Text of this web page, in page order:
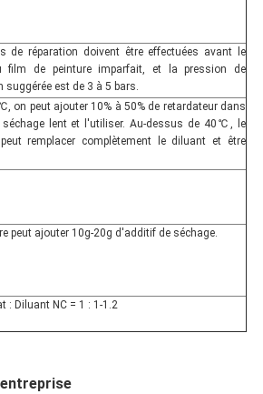
de réparation doivent être effectuées avant le
film de peinture imparfait, et la pression de
suggérée est de 3 à 5 bars.
on peut ajouter 10% à 50% de retardateur dans
séchage lent et l'utiliser. Au-dessus de 40℃, le
remplacer complètement le diluant et être
peut ajouter 10g-20g d'additif de séchage.
: Diluant NC = 1 : 1-1.2